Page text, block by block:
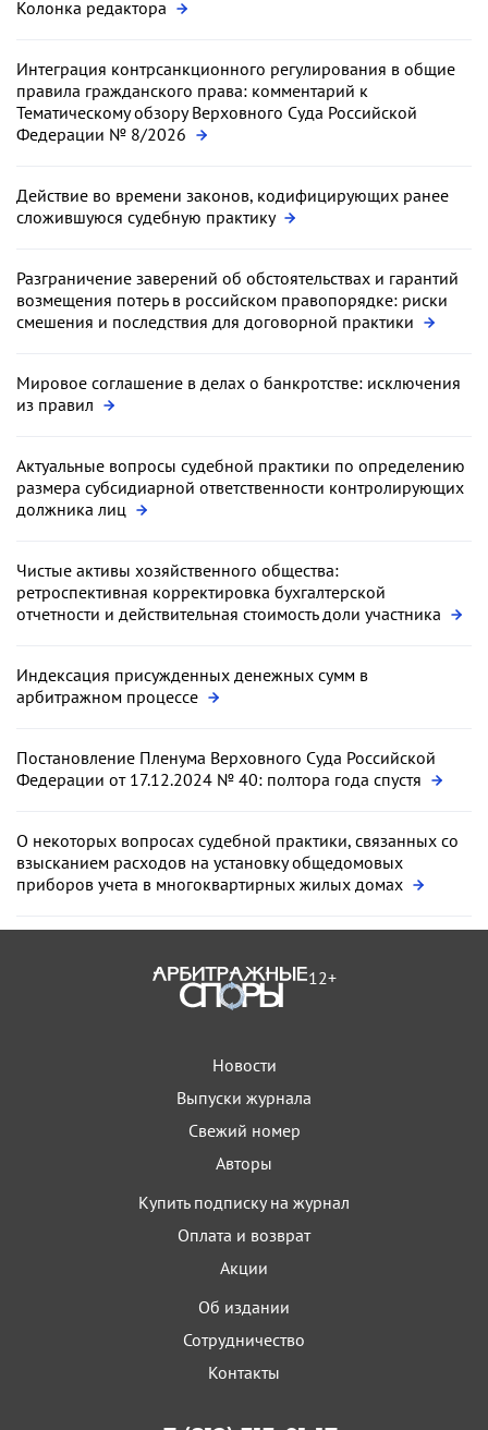
Колонка редактора
Интеграция контрсанкционного регулирования в общие
правила гражданского права: комментарий к
Тематическому обзору Верховного Суда Российской
Федерации № 8/2026
Действие во времени законов, кодифицирующих ранее
сложившуюся судебную практику
Разграничение заверений об обстоятельствах и гарантий
возмещения потерь в российском правопорядке: риски
смешения и последствия для договорной практики
Мировое соглашение в делах о банкротстве: исключения
из правил
Актуальные вопросы судебной практики по определению
размера субсидиарной ответственности контролирующих
должника лиц
Чистые активы хозяйственного общества:
ретроспективная корректировка бухгалтерской
отчетности и действительная стоимость доли участника
Индексация присужденных денежных сумм в
арбитражном процессе
Постановление Пленума Верховного Суда Российской
Федерации от 17.12.2024 № 40: полтора года спустя
О некоторых вопросах судебной практики, связанных со
взысканием расходов на установку общедомовых
приборов учета в многоквартирных жилых домах
12+
Новости
Выпуски журнала
Свежий номер
Авторы
Купить подписку на журнал
Оплата и возврат
Акции
Об издании
Сотрудничество
Контакты